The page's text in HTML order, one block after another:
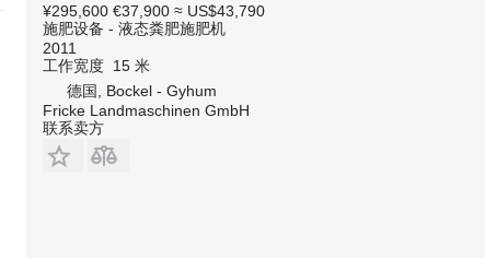
¥295,600 €37,900 ≈ US$43,790
施肥设备 - 液态粪肥施肥机
2011
工作宽度 15 米
德国, Bockel - Gyhum
Fricke Landmaschinen GmbH
联系卖方